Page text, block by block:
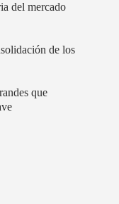
del mercado
de los
que